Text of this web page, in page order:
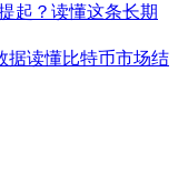
起？读懂这条长期
据读懂比特币市场结